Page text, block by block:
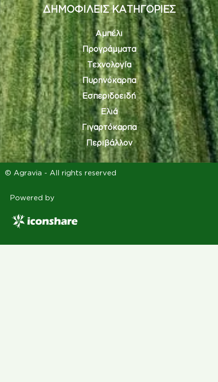
ΔΗΜΟΦΙΛΕΙΣ ΚΑΤΗΓΟΡΙΕΣ
Αμπέλι
Προγράμματα
Τεχνολογία
Πυρηνόκαρπα
Εσπεριδοειδή
Ελιά
Γιγαρτόκαρπα
Περιβάλλον
© Agravia - All rights reserved
Powered by